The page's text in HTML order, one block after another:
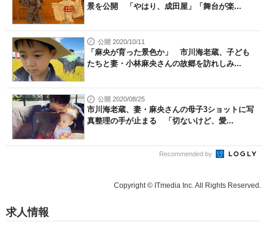
景を公開 「やはり、成田屋」「舞台が楽...
公開 2020/10/11
「麻央が育った景色か」 市川海老蔵、子ども
たちと妻・小林麻央さんの故郷を訪れしみ...
公開 2020/08/25
市川海老蔵、妻・麻央さんの母子3ショットに写
真整理の手が止まる 「切ないけど、愛...
Recommended by
Copyright © ITmedia Inc. All Rights Reserved.
求人情報